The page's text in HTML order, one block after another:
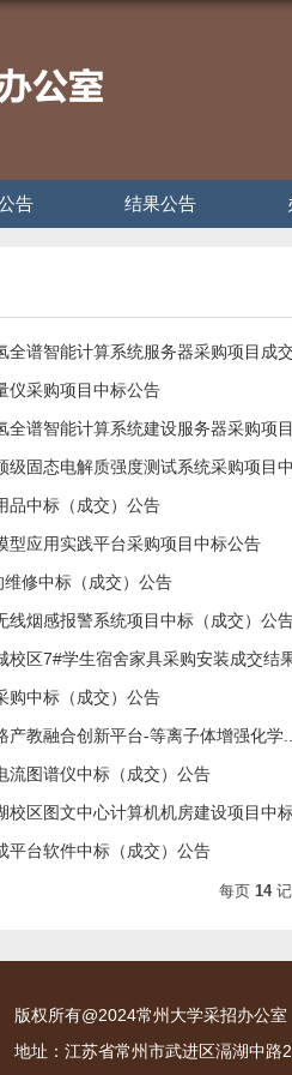
告 结果公告
谱智能计算系统服务器采购项目成交
仪采购项目中标公告
谱智能计算系统建设服务器采购项目
固态电解质强度测试系统采购项目中
品中标（成交）公告
型应用实践平台采购项目中标公告
修中标（成交）公告
线烟感报警系统项目中标（成交）公
区7#学生宿舍家具采购安装成交结果
购中标（成交）公告
教融合创新平台-等离子体增强化学...
流图谱仪中标（成交）公告
区图文中心计算机机房建设项目中标
平台软件中标（成交）公告
每页 14
版权所有@2024常州大学采招办公室
地址：江苏省常州市武进区滆湖中路